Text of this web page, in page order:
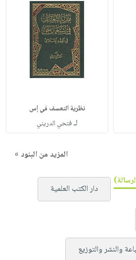
نظرية التعسف في إس
لـفتحي الدريني
المزيد من البنود »
دار الكتب العلمية
والنشر والتوزيع